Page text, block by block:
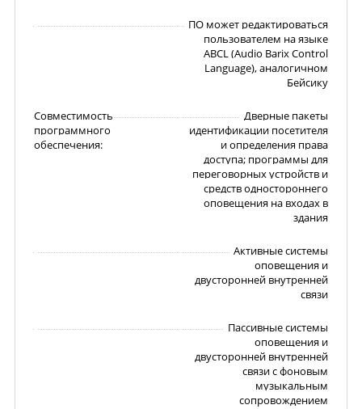
ПО может редактироваться
пользователем на языке
ABCL (Audio Barix Control
Language), аналогичном
Бейсику
Совместимость
программного
обеспечения:
Дверные пакеты
идентификации посетителя
и определения права
доступа; программы для
переговорных устройств и
средств одностороннего
оповещения на входах в
здания
Активные системы
оповещения и
двусторонней внутренней
связи
Пассивные системы
оповещения и
двусторонней внутренней
связи с фоновым
музыкальным
сопровождением